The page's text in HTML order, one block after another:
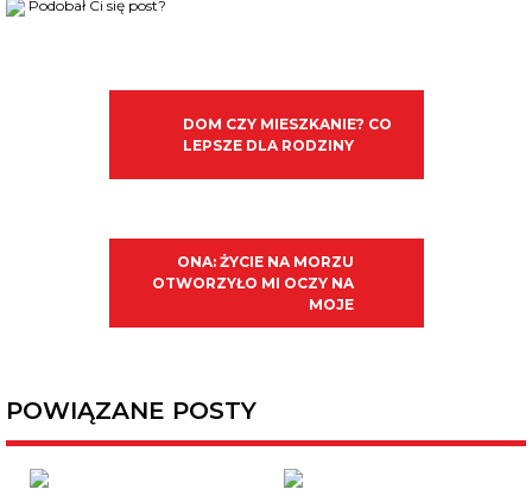
Podobał Ci się post?
DOM CZY MIESZKANIE? CO
LEPSZE DLA RODZINY
ONA: ŻYCIE NA MORZU
OTWORZYŁO MI OCZY NA
MOJE
POWIĄZANE POSTY